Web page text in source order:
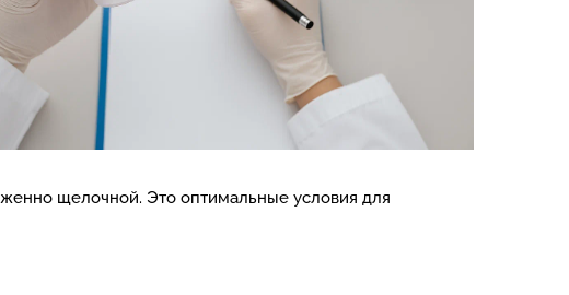
щелочной. Это оптимальные условия для